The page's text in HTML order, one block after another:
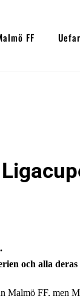
FF
och alla
Malmö FF, men